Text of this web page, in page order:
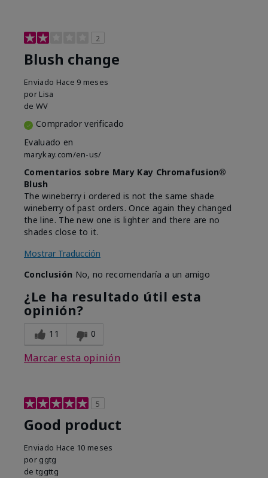
2
Blush change
Enviado Hace 9 meses
por Lisa
de WV
Comprador verificado
Evaluado en
marykay.com/en-us/
Comentarios sobre Mary Kay Chromafusion®
Blush
The wineberry i ordered is not the same shade
wineberry of past orders. Once again they changed
the line. The new one is lighter and there are no
shades close to it.
Mostrar Traducción
Conclusión No, no recomendaría a un amigo
¿Le ha resultado útil esta
opinión?
11 0
Marcar esta opinión
5
Good product
Enviado Hace 10 meses
por ggtg
de tggttg